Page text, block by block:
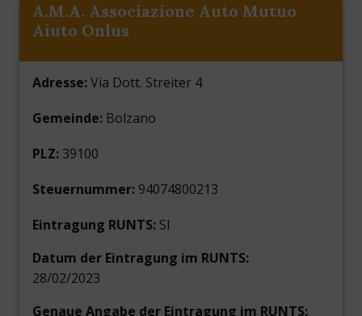
A.M.A. Associazione Auto Mutuo
Aiuto Onlus
Adresse:Via Dott. Streiter 4
Gemeinde: Bolzano
PLZ: 39100
Steuernummer: 94074800213
Eintragung RUNTS: SI
Datum der Eintragung im RUNTS:
28/02/2023
Genaue Angabe der Eintragung im RUNTS: